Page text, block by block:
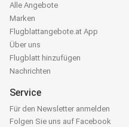
Alle Angebote
Marken
Flugblattangebote.at App
Über uns
Flugblatt hinzufügen
Nachrichten
Service
Für den Newsletter anmelden
Folgen Sie uns auf Facebook